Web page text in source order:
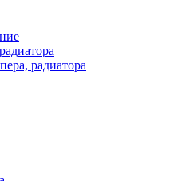
радиатора